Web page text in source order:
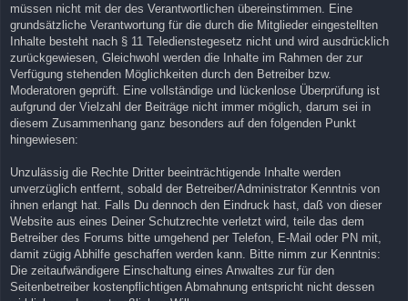
müssen nicht mit der des Verantwortlichen übereinstimmen. Eine
grundsätzliche Verantwortung für die durch die Mitglieder eingestellten
Inhalte besteht nach § 11 Teledienstegesetz nicht und wird ausdrücklich
zurückgewiesen, Gleichwohl werden die Inhalte im Rahmen der zur
Verfügung stehenden Möglichkeiten durch den Betreiber bzw.
Moderatoren geprüft. Eine vollständige und lückenlose Überprüfung ist
aufgrund der Vielzahl der Beiträge nicht immer möglich, darum sei in
diesem Zusammenhang ganz besonders auf den folgenden Punkt
hingewiesen:
Unzulässig die Rechte Dritter beeinträchtigende Inhalte werden
unverzüglich entfernt, sobald der Betreiber/Administrator Kenntnis von
ihnen erlangt hat. Falls Du dennoch den Eindruck hast, daß von dieser
Website aus eines Deiner Schutzrechte verletzt wird, teile das dem
Betreiber des Forums bitte umgehend per Telefon, E-Mail oder PN mit,
damit zügig Abhilfe geschaffen werden kann. Bitte nimm zur Kenntnis:
Die zeitaufwändigere Einschaltung eines Anwaltes zur für den
Seitenbetreiber kostenpflichtigen Abmahnung entspricht nicht dessen